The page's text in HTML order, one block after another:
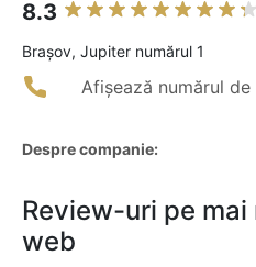
8.3
Braşov, Jupiter numărul 1
Afișează numărul
Despre companie:
Review-uri pe
web